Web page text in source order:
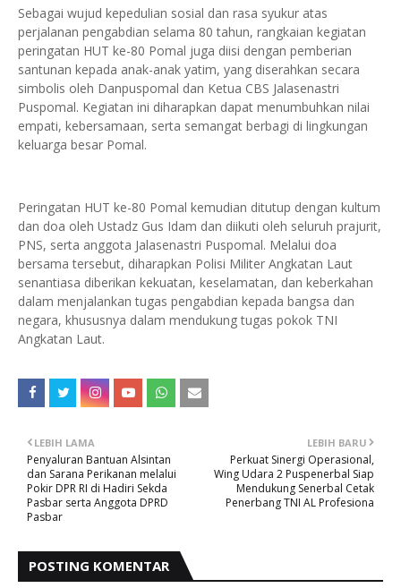
Sebagai wujud kepedulian sosial dan rasa syukur atas
perjalanan pengabdian selama 80 tahun, rangkaian kegiatan
peringatan HUT ke-80 Pomal juga diisi dengan pemberian
santunan kepada anak-anak yatim, yang diserahkan secara
simbolis oleh Danpuspomal dan Ketua CBS Jalasenastri
Puspomal. Kegiatan ini diharapkan dapat menumbuhkan nilai
empati, kebersamaan, serta semangat berbagi di lingkungan
keluarga besar Pomal.
Peringatan HUT ke-80 Pomal kemudian ditutup dengan kultum
dan doa oleh Ustadz Gus Idam dan diikuti oleh seluruh prajurit,
PNS, serta anggota Jalasenastri Puspomal. Melalui doa
bersama tersebut, diharapkan Polisi Militer Angkatan Laut
senantiasa diberikan kekuatan, keselamatan, dan keberkahan
dalam menjalankan tugas pengabdian kepada bangsa dan
negara, khususnya dalam mendukung tugas pokok TNI
Angkatan Laut.
LEBIH BARU
Perkuat Sinergi Operasional,
Wing Udara 2 Puspenerbal Siap
Mendukung Senerbal Cetak
Penerbang TNI AL Profesiona
LEBIH LAMA
Penyaluran Bantuan Alsintan
dan Sarana Perikanan melalui
Pokir DPR RI di Hadiri Sekda
Pasbar serta Anggota DPRD
Pasbar
POSTING KOMENTAR